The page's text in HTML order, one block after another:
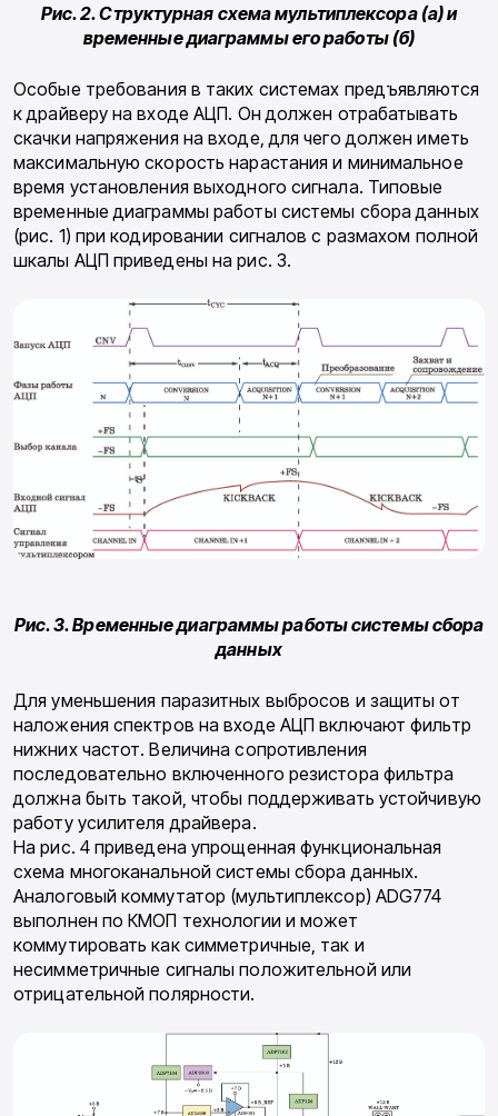
Рис. 2. Структурная схема мультиплексора (а) и
временные диаграммы его работы (б)
Особые требования в таких системах предъявляются
к драйверу на входе АЦП. Он должен отрабатывать
скачки напряжения на входе, для чего должен иметь
максимальную скорость нарастания и минимальное
время установления выходного сигнала. Типовые
временные диаграммы работы системы сбора данных
(рис. 1) при кодировании сигналов с размахом полной
шкалы АЦП приведены на рис. 3.
Рис. 3. Временные диаграммы работы системы сбора
данных
Для уменьшения паразитных выбросов и защиты от
наложения спектров на входе АЦП включают фильтр
нижних частот. Величина сопротивления
последовательно включенного резистора фильтра
должна быть такой, чтобы поддерживать устойчивую
работу усилителя драйвера.
На рис. 4 приведена упрощенная функциональная
схема многоканальной системы сбора данных.
Аналоговый коммутатор (мультиплексор) ADG774
выполнен по КМОП технологии и может
коммутировать как симметричные, так и
несимметричные сигналы положительной или
отрицательной полярности.